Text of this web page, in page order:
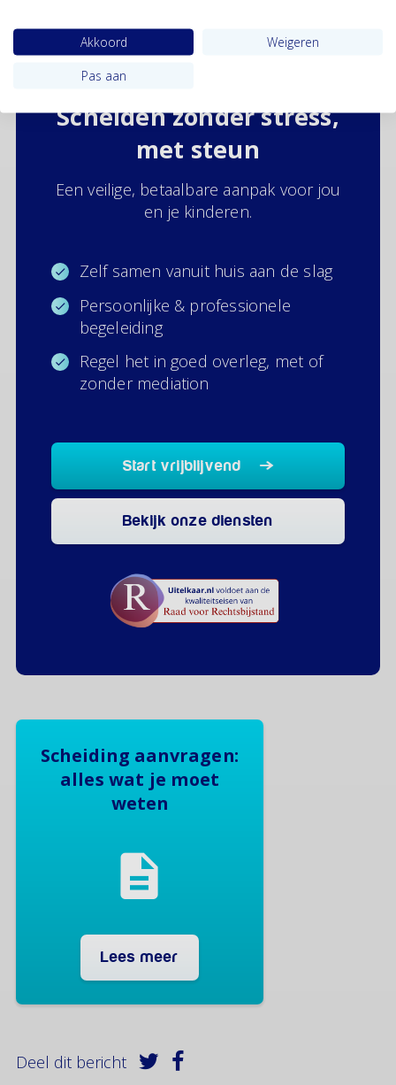
keuzes, maar ook om veerkracht en steun.
Scheiden zonder stress,
met steun
Een veilige, betaalbare aanpak voor jou
en je kinderen.
Zelf samen vanuit huis aan de slag
Persoonlijke & professionele
begeleiding
Regel het in goed overleg, met of
zonder mediation
Start vrijblijvend
Bekijk onze diensten
Scheiding aanvragen:
alles wat je moet
weten
Lees meer
Deel dit bericht
Akkoord
Weigeren
Pas aan